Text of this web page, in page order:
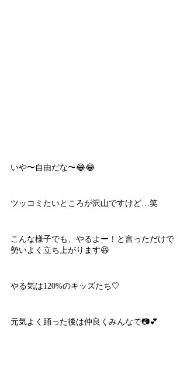
いや〜自由だな〜😂😂
ツッコミたいところが沢山ですけど…笑
こんな様子でも、やるよー！と言っただけで
勢いよく立ち上がります😆
やる気は120%のキッズたち🤍
元気よく踊った後は仲良くみんなで📷💕